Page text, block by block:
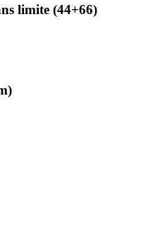
limite (44+66)